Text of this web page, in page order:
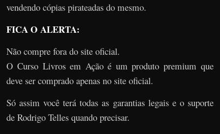
vendendo cópias pirateadas do mesmo.
FICA O ALERTA:
Não compre fora do site oficial.
O Curso Livros em Ação é um produto premium que
deve ser comprado apenas no site oficial.
Só assim você terá todas as garantias legais e o suporte
de Rodrigo Telles quando precisar.